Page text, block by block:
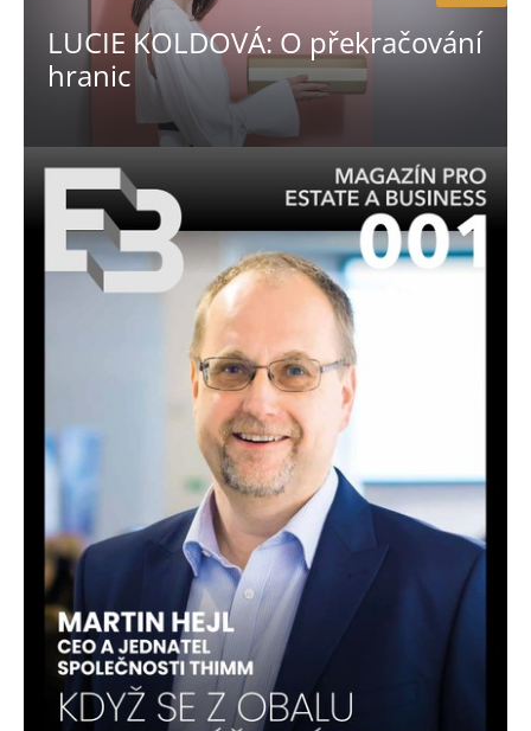
LUCIE KOLDOVÁ: O překračování
hranic